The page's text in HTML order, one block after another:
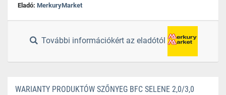
Eladó: MerkuryMarket
További információkért az eladótól
WARIANTY PRODUKTÓW SZŐNYEG BFC SELENE 2,0/3,0